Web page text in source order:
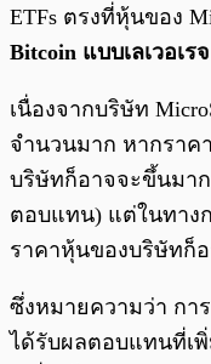
ETFs ตรงที่หุ้นของ
Bitcoin แบบเลเวอเรจ
เนื่องจากบริษัท
จำนวนมาก หากราค
บริษัทก็อาจจะขึ้นมา
ตอบแทน) แต่ในทาง
ราคาหุ้นของบริษัทก็
ซึ่งหมายความว่า กา
ได้รับผลตอบแทนที่เ